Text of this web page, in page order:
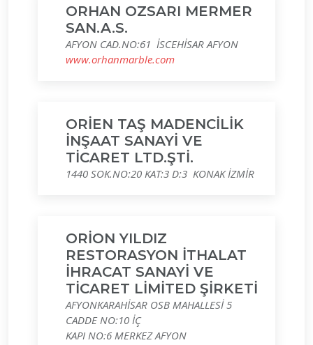
ORHAN OZSARI MERMER
SAN.A.S.
AFYON CAD.NO:61 İSCEHİSAR AFYON
www.orhanmarble.com
ORİEN TAŞ MADENCİLİK
İNŞAAT SANAYİ VE
TİCARET LTD.ŞTİ.
1440 SOK.NO:20 KAT:3 D:3 KONAK İZMİR
ORİON YILDIZ
RESTORASYON İTHALAT
İHRACAT SANAYİ VE
TİCARET LİMİTED ŞİRKETİ
AFYONKARAHİSAR OSB MAHALLESİ 5
CADDE NO:10 İÇ
KAPI NO:6 MERKEZ AFYON